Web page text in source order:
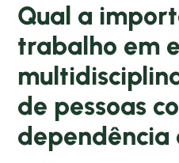
Qual a
trabalho em
de pessoas
dependência